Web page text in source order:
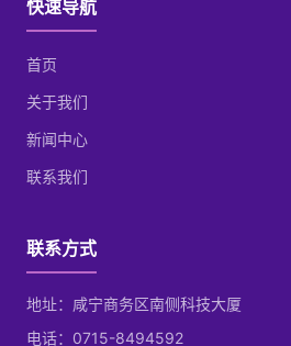
快速导航
首页
关于我们
新闻中心
联系我们
联系方式
地址：咸宁商务区南侧科技大厦
电话：0715-8494592